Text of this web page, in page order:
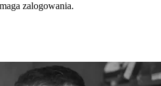
zalogowania.